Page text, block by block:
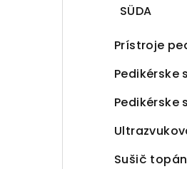
SÜDA
Prístroje
Pedikérske
Pedikérske
Sušič